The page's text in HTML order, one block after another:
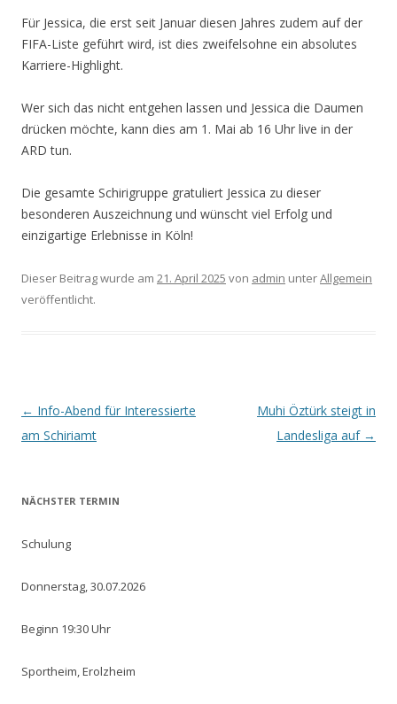
Für Jessica, die erst seit Januar diesen Jahres zudem auf der
FIFA-Liste geführt wird, ist dies zweifelsohne ein absolutes
Karriere-Highlight.
Wer sich das nicht entgehen lassen und Jessica die Daumen
drücken möchte, kann dies am 1. Mai ab 16 Uhr live in der
ARD tun.
Die gesamte Schirigruppe gratuliert Jessica zu dieser
besonderen Auszeichnung und wünscht viel Erfolg und
einzigartige Erlebnisse in Köln!
Dieser Beitrag wurde am 21. April 2025 von admin unterAllgemein
veröffentlicht.
Beitrags-
Navigation
← Info-Abend für Interessierte
am Schiriamt
Muhi Öztürk steigt in
Landesliga auf →
NÄCHSTER TERMIN
Schulung
Donnerstag, 30.07.2026
Beginn 19:30 Uhr
Sportheim, Erolzheim